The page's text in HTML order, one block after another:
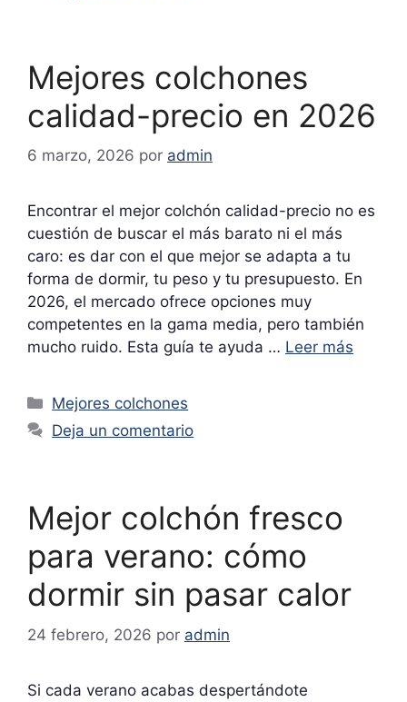
Mejores colchones
calidad-precio en 2026
6 marzo, 2026 por admin
Encontrar el mejor colchón calidad-precio no es
cuestión de buscar el más barato ni el más
caro: es dar con el que mejor se adapta a tu
forma de dormir, tu peso y tu presupuesto. En
2026, el mercado ofrece opciones muy
competentes en la gama media, pero también
mucho ruido. Esta guía te ayuda … Leer más
Categorías
Mejores colchones
Deja un comentario
Mejor colchón fresco
para verano: cómo
dormir sin pasar calor
24 febrero, 2026 por admin
Si cada verano acabas despertándote